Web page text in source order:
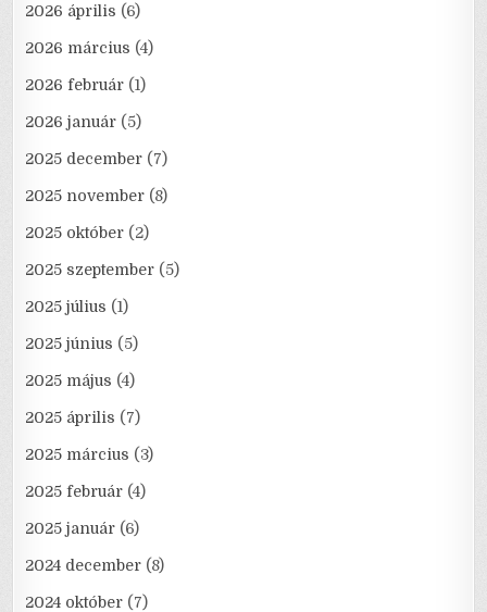
2026 április (6)
2026 március (4)
2026 február (1)
2026 január (5)
2025 december (7)
2025 november (8)
2025 október (2)
2025 szeptember (5)
2025 július (1)
2025 június (5)
2025 május (4)
2025 április (7)
2025 március (3)
2025 február (4)
2025 január (6)
2024 december (8)
2024 október (7)